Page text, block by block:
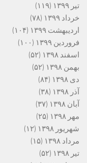
تیر ۱۳۹۹
(۱۱۹)
خرداد ۱۳۹۹
(۷۸)
اردیبهشت ۱۳۹۹
(۱۰۴)
فروردین ۱۳۹۹
(۱۰۰)
اسفند ۱۳۹۸
(۵۲)
بهمن ۱۳۹۸
(۵۲)
دی ۱۳۹۸
(۸۴)
آذر ۱۳۹۸
(۳۸)
آبان ۱۳۹۸
(۳۷)
مهر ۱۳۹۸
(۲۵)
شهریور ۱۳۹۸
(۱۲)
مرداد ۱۳۹۸
(۱۵)
تیر ۱۳۹۸
(۵۲)